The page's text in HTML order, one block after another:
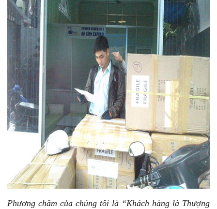
Phương châm của chúng tôi là “Khách hàng là Thượng